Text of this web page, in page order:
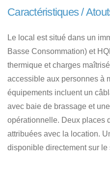
Caractéristiques /
Le local est situé dans un
Basse Consommation) et
thermique et charges
accessible aux personnes à
équipements incluent un
avec baie de brassage et
opérationnelle. Deux places
attribuées avec la location.
disponible directement sur le